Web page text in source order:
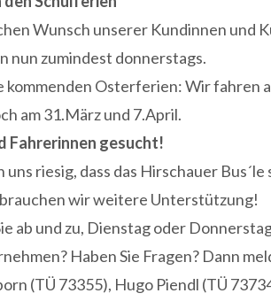
Wunsch unserer Kundinnen und
nun zumindest donnerstags.
kommenden Osterferien: Wir fahren
am 31.März und 7.April.
Fahrerinnen gesucht!
riesig, dass das Hirschauer
wir weitere Unterstützung!
ab und zu, Dienstag oder
Haben Sie Fragen? Dann
(TÜ 73355), Hugo Piendl (TÜ